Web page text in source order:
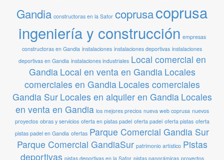
Gandia constructoras en la Safor coprusacoprusa
ingeniería y construcción empresas
constructoras en Gandia instalaciones instalaciones deportivas instalaciones
deportivas en Gandia instalaciones industriales Local comercial en
Gandia Local en venta en Gandia Locales
comerciales en Gandia Locales comerciales
Gandia Sur Locales en alquiler en Gandia Locales
en venta en Gandia los mejores precios nueva web coprusa nuevos
proyectos obras y servicios oferta en pistas padel oferta padel oferta pistas oferta
pistas padel en Gandia ofertas Parque Comercial Gandia Sur
Parque Comercial GandiaSur patrimonio artístico Pistas
deportivas pistas deportivas en la Safor pistas panorámicas proyectos